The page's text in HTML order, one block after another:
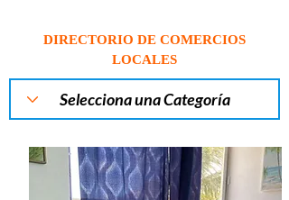
DIRECTORIO DE COMERCIOS
LOCALES